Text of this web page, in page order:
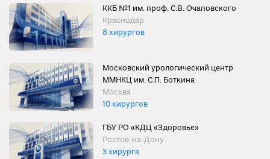
ККБ №1 им. проф. С.В. Очаповского
Краснодар
8 хирургов
Московский урологический центр
ММНКЦ им. С.П. Боткина
Москва
10 хирургов
ГБУ РО «КДЦ «Здоровье»
Ростов-на-Дону
3 хирурга